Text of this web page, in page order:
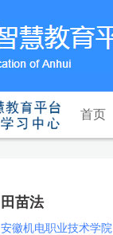
首页
田苗法
安徽机电职业技术学院